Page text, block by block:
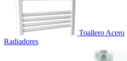
Toallero Acero
Radiadores